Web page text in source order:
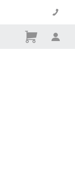
Корзина
Ничего